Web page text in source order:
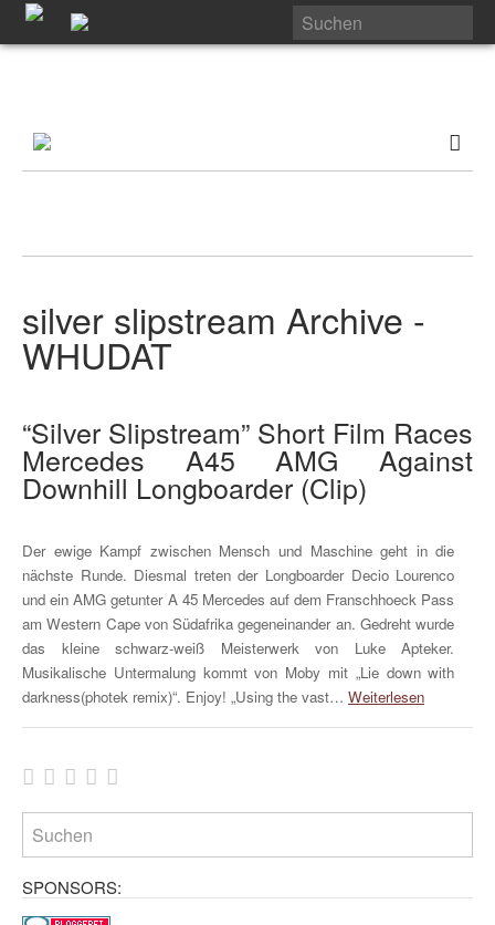
silver slipstream Archive -
WHUDAT
“Silver Slipstream” Short Film Races
Mercedes A45 AMG Against
Downhill Longboarder (Clip)
Der ewige Kampf zwischen Mensch und Maschine geht in die
nächste Runde. Diesmal treten der Longboarder Decio Lourenco
und ein AMG getunter A 45 Mercedes auf dem Franschhoeck Pass
am Western Cape von Südafrika gegeneinander an. Gedreht wurde
das kleine schwarz-weiß Meisterwerk von Luke Apteker.
Musikalische Untermalung kommt von Moby mit „Lie down with
darkness(photek remix)“. Enjoy! „Using the vast… Weiterlesen
SPONSORS: